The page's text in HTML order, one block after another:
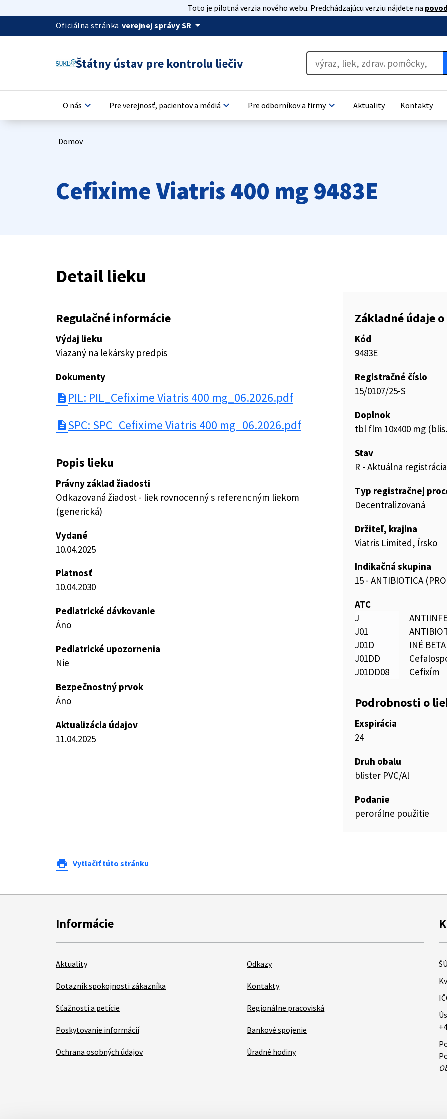
Toto je pilotná verzia nového webu. Predchádzajúcu verziu nájdete na
Oficiálna stránka verejnej správy SR arrow_drop_down
Štátny ústav pre kontrolu liečiv
O nás keyboard_arrow_down Pre verejnosť, pacientov a médiá keyboard_arrow_down Pre odborníkov a firmykeyboard_arrow_down Aktuality Kontakty
Domov
Cefixime Viatris 400 mg 9483E
Detail lieku
Regulačné informácie
Výdaj lieku
Viazaný na lekársky predpis
Dokumenty
description PIL: PIL_Cefixime Viatris 400 mg_06.2026.pdf
description SPC: SPC_Cefixime Viatris 400 mg_06.2026.pdf
Popis lieku
Právny základ žiadosti
Odkazovaná žiadost - liek rovnocenný s referencným liekom
(generická)
Vydané
10.04.2025
Platnosť
10.04.2030
Pediatrické dávkovanie
Áno
Pediatrické upozornenia
Nie
Bezpečnostný prvok
Áno
Aktualizácia údajov
11.04.2025
Základné údaje
Kód
9483E
Registračné číslo
15/0107/25-S
Doplnok
tbl flm 10x400 mg
Stav
R - Aktuálna registrácia
Typ registračnej
Decentralizovaná
Držiteľ, krajina
Viatris Limited, Írsko
Indikačná skupina
15 - ANTIBIOTICA
ATC
J
J01
J01D
INÉ
J01DD
J01DD08
Cefixím
Podrobnosti o
Exspirácia
24
Druh obalu
blister PVC/Al
Podanie
perorálne použitie
print Vytlačiť túto stránku
Informácie
Aktuality
Dotazník spokojnosti zákazníka
Sťažnosti a petície
Poskytovanie informácií
Ochrana osobných údajov
Odkazy
Kontakty
Regionálne pracoviská
Bankové spojenie
Úradné hodiny